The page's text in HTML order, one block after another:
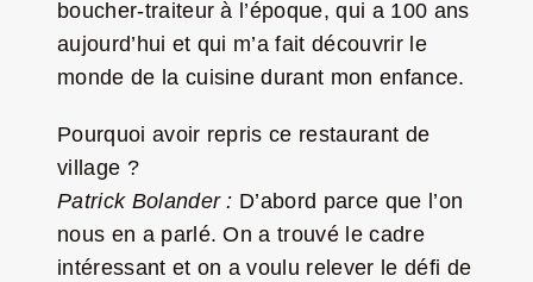
boucher-traiteur à l’époque, qui a 100 ans
aujourd’hui et qui m’a fait découvrir le
monde de la cuisine durant mon enfance.
Pourquoi avoir repris ce restaurant de
village ?
Patrick Bolander : D’abord parce que l’on
nous en a parlé. On a trouvé le cadre
intéressant et on a voulu relever le défi de